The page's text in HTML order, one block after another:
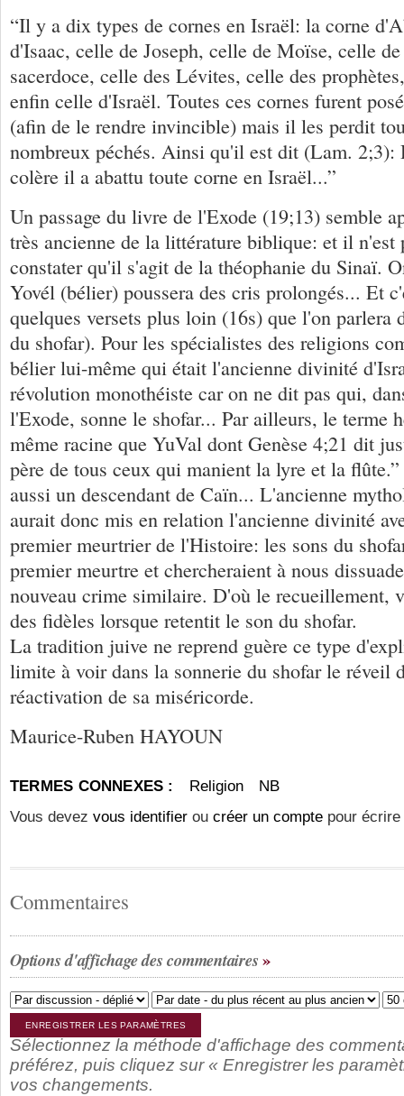
“Il y a dix types de cornes en Israël: la corne
d'Isaac, celle de Joseph, celle de Moïse, celle
sacerdoce, celle des Lévites, celle des
enfin celle d'Israël. Toutes ces cornes furent
(afin de le rendre invincible) mais il les perdit
nombreux péchés. Ainsi qu'il est dit (Lam. 2;3):
colère il a abattu toute corne en Israël...”
Un passage du livre de l'Exode (19;13) semble
très ancienne de la littérature biblique: et il n'est
constater qu'il s'agit de la théophanie du Sinaï.
Yovél (bélier) poussera des cris prolongés... Et
quelques versets plus loin (16s) que l'on parlera
du shofar). Pour les spécialistes des religions
bélier lui-même qui était l'ancienne divinité
révolution monothéiste car on ne dit pas qui,
l'Exode, sonne le shofar... Par ailleurs, le terme
même racine que YuVal dont Genèse 4;21 dit
père de tous ceux qui manient la lyre et la
aussi un descendant de Caïn... L'ancienne
aurait donc mis en relation l'ancienne divinité
premier meurtrier de l'Histoire: les sons du
premier meurtre et chercheraient à nous
nouveau crime similaire. D'où le recueillement,
des fidèles lorsque retentit le son du shofar.
La tradition juive ne reprend guère ce type
limite à voir dans la sonnerie du shofar le réveil
réactivation de sa miséricorde.
Maurice-Ruben HAYOUN
TERMES CONNEXES : Religion
NB
Vous devez vous identifier ou créer un compte pour
Commentaires
Options d'affichage des commentaires
Sélectionnez la méthode d'affichage des
préférez, puis cliquez sur « Enregistrer les
vos changements.